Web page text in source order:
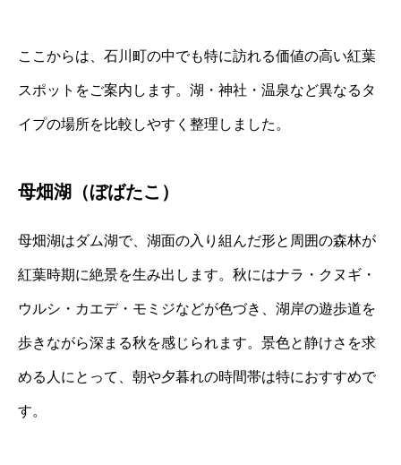
ここからは、石川町の中でも特に訪れる価値の高い紅葉
スポットをご案内します。湖・神社・温泉など異なるタ
イプの場所を比較しやすく整理しました。
母畑湖（ぼばたこ）
母畑湖はダム湖で、湖面の入り組んだ形と周囲の森林が
紅葉時期に絶景を生み出します。秋にはナラ・クヌギ・
ウルシ・カエデ・モミジなどが色づき、湖岸の遊歩道を
歩きながら深まる秋を感じられます。景色と静けさを求
める人にとって、朝や夕暮れの時間帯は特におすすめで
す。